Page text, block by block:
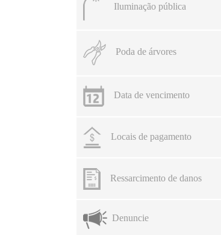
Iluminação pública
Poda de árvores
Data de vencimento
Locais de pagamento
Ressarcimento de danos
Denuncie